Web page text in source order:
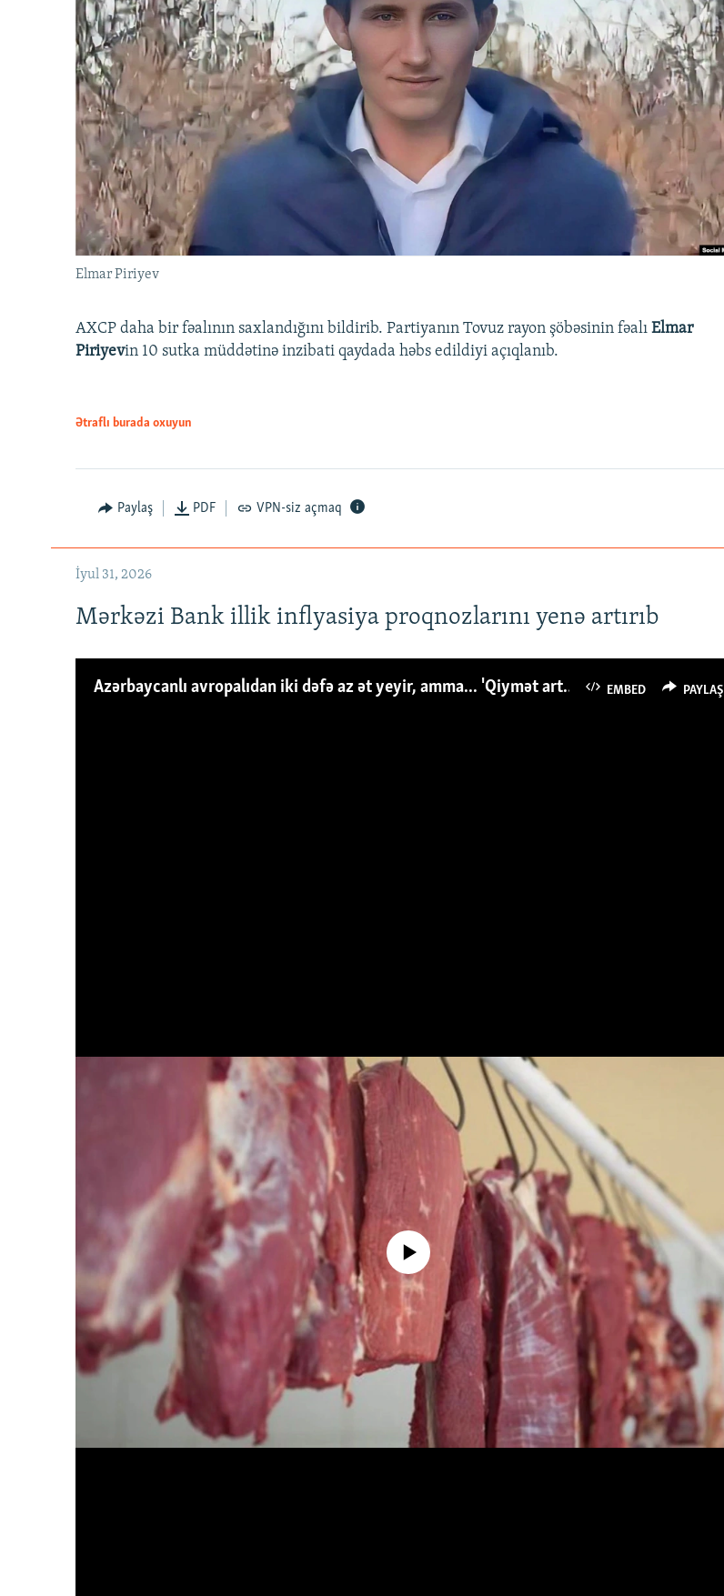
Elmar Piriyev
AXCP daha bir fəalının saxlandığını bildirib. Partiyanın Tovuz rayon şöbəsinin fəalı Elmar
Piriyevin 10 sutka müddətinə inzibati qaydada həbs edildiyi açıqlanıb.
Ətraflı burada oxuyun
Paylaş PDF VPN-siz açmaq
İyul 31, 2026
Mərkəzi Bank illik inflyasiya proqnozlarını yenə artırıb
EMBED PAYLAŞ
Azərbaycanlı avropalıdan iki dəfə az ət yeyir, amma... 'Qiymət artımı qaçılmazdır'
No media source currently available